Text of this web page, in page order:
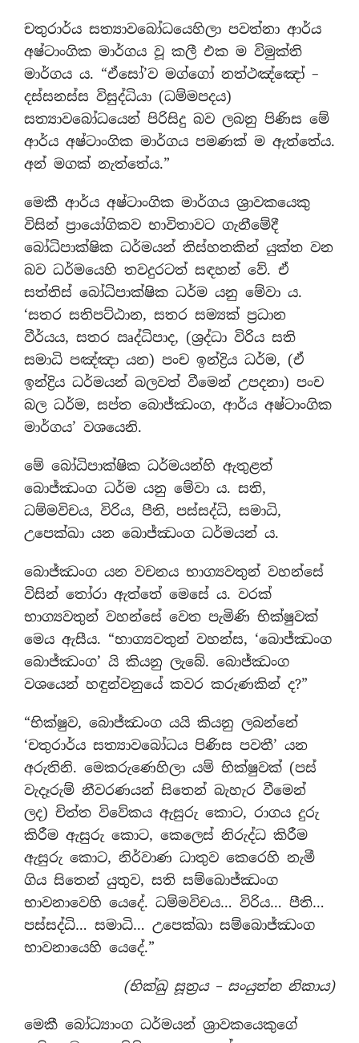
චතුරාර්ය සත්‍යාවබෝධයෙහිලා පවත්නා ආර්ය
අෂ්ටාංගික මාර්ගය වූ කලී එක ම විමුක්ති
මාර්ගය ය. “ඒසෝ’ව මග්ගෝ නත්ථඤ්ඤෝ –
දස්සනස්ස විසුද්ධියා (ධම්මපදය)
සත්‍යාවබෝධයෙන් පිරිසිදු බව ලබනු පිණිස මේ
ආර්ය අෂ්ටාංගික මාර්ගය පමණක් ම ඇත්තේය.
අන් මගක් නැත්තේය.”
මෙකී ආර්ය අෂ්ටාංගික මාර්ගය ශ්‍රාවකයෙකු
විසින් ප්‍රායෝගිකව භාවිතාවට ගැනීමේදී
බෝධිපාක්ෂික ධර්මයන් තිස්හතකින් යුක්ත වන
බව ධර්මයෙහි තවදුරටත් සඳහන් වේ. ඒ
සත්තිස් බෝධිපාක්ෂික ධර්ම යනු මේවා ය.
‘සතර සතිපට්ඨාන, සතර සම්‍යක් ප්‍රධාන
වීර්යය, සතර ඍද්ධිපාද, (ශ්‍රද්ධා විරිය සති
සමාධි පඤ්ඤා යන) පංච ඉන්ද්‍රිය ධර්ම, (ඒ
ඉන්ද්‍රිය ධර්මයන් බලවත් වීමෙන් උපදනා) පංච
බල ධර්ම, සප්ත බොජ්ඣංග, ආර්ය අෂ්ටාංගික
මාර්ගය’ වශයෙනි.
මේ බෝධිපාක්ෂික ධර්මයන්හි ඇතුළත්
බොජ්ඣංග ධර්ම යනු මේවා ය. සති,
ධම්මවිචය, විරිය, පීති, පස්සද්ධි, සමාධි,
උපෙක්ඛා යන බොජ්ඣංග ධර්මයන් ය.
බොජ්ඣංග යන වචනය භාග්‍යවතුන් වහන්සේ
විසින් තෝරා ඇත්තේ මෙසේ ය. වරක්
භාග්‍යවතුන් වහන්සේ වෙත පැමිණි භික්ෂුවක්
මෙය ඇසීය. “භාග්‍යවතුන් වහන්ස, ‘බොජ්ඣංග
බොජ්ඣංග’ යි කියනු ලැබේ. බොජ්ඣංග
වශයෙන් හඳුන්වනුයේ කවර කරුණකින් ද?”
“භික්ෂුව, බොජ්ඣංග යයි කියනු ලබන්නේ
‘චතුරාර්ය සත්‍යාවබෝධය පිණිස පවතී’ යන
අරුතිනි. මෙකරුණෙහිලා යම් භික්ෂුවක් (පස්
වැදෑරුම් නීවරණයන් සිතෙන් බැහැර වීමෙන්
ලද) චිත්ත විවේකය ඇසුරු කොට, රාගය දුරු
කිරීම ඇසුරු කොට, කෙලෙස් නිරුද්ධ කිරීම
ඇසුරු කොට, නිර්වාණ ධාතුව කෙරෙහි නැමී
ගිය සිතෙන් යුතුව, සති සම්බොජ්ඣංග
භාවනාවෙහි යෙදේ. ධම්මවිචය… විරිය… පීති…
පස්සද්ධි… සමාධි… උපෙක්ඛා සම්බොජ්ඣංග
භාවනායෙහි යෙදේ.”
(භික්ඛු සූත්‍රය – සංයුත්ත නිකාය)
මෙකී බෝධ්‍යාංග ධර්මයන් ශ්‍රාවකයෙකුගේ